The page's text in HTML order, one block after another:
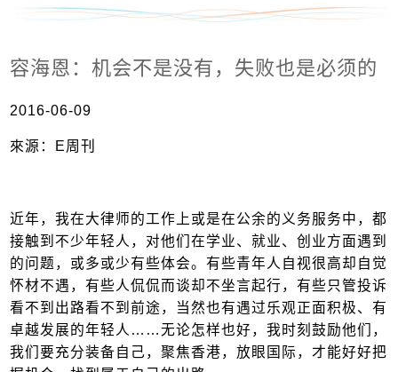
容海恩：机会不是没有，失败也是必须的
2016-06-09
來源：E周刊
近年，我在大律师的工作上或是在公余的义务服务中，都
接触到不少年轻人，对他们在学业、就业、创业方面遇到
的问题，或多或少有些体会。有些青年人自视很高却自觉
怀材不遇，有些人侃侃而谈却不坐言起行，有些只管投诉
看不到出路看不到前途，当然也有遇过乐观正面积极、有
卓越发展的年轻人……无论怎样也好，我时刻鼓励他们，
我们要充分装备自己，聚焦香港，放眼国际，才能好好把